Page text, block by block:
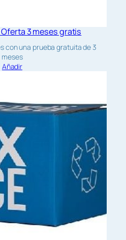
Oferta 3 meses gratis
con una prueba gratuita de 3
meses
Añadir